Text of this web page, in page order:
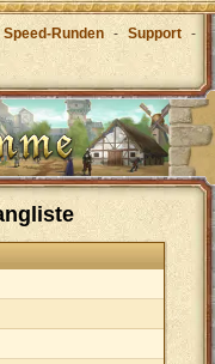
Speed-Runden - Support -